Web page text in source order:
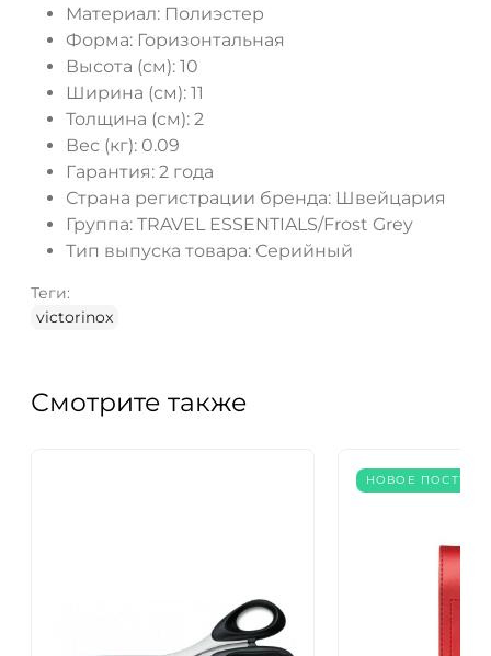
Материал: Полиэстер
Форма: Горизонтальная
Высота (см): 10
Ширина (см): 11
Толщина (см): 2
Вес (кг): 0.09
Гарантия: 2 года
Страна регистрации бренда: Швейцария
Группа: TRAVEL ESSENTIALS/Frost Grey
Тип выпуска товара: Серийный
Теги:
victorinox
Смотрите также
НОВОЕ